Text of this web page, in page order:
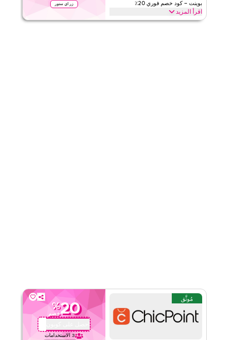
بوينت – كود خصم فوري 20٪
اقرأ المزيد
زر اي ستور
جديد على شيك بوينت؟ سجّل الدخول لأول مرة وطبّق هذا كوبون شيك
مُوثَّق
20
%
خصم
احصل على كوبون
3 الاستخدامات